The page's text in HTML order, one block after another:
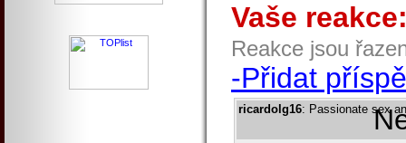
Vaše
Reakce jsou
-Přidat
ricardolg16: Passionate sex